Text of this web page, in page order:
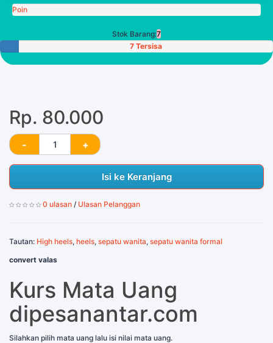
Poin
Stok Barang:7
7 Tersisa
Rp. 80.000
Isi ke Keranjang
0 ulasan / Ulasan Pelanggan
Tautan: High heels, heels, sepatu wanita, sepatu wanita formal
convert valas
Kurs Mata Uang
dipesanantar.com
Silahkan pilih mata uang lalu isi nilai mata uang.